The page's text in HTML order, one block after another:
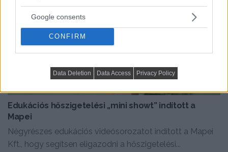
Google consents
CONFIRM
Data Deletion Data Access Privacy Policy
Edukációs hőszigetelési „mini showt” indított a
Mapei
Négyrészes edukációs videósorozatot indított a Mapei
Kft., hogy segítsen eligazodni a hőszigetelési...